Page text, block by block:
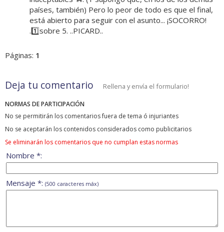
países, también) Pero lo peor de todo es que el final,
está abierto para seguir con el asunto... ¡SOCORRO!
.1️⃣sobre 5. ..PICARD..
Páginas: 1
Deja tu comentario Rellena y envía el formulario!
NORMAS DE PARTICIPACIÓN
No se permitirán los comentarios fuera de tema ó injuriantes
No se aceptarán los contenidos considerados como publicitarios
Se eliminarán los comentarios que no cumplan estas normas
Nombre *:
Mensaje *: (500 caracteres máx)